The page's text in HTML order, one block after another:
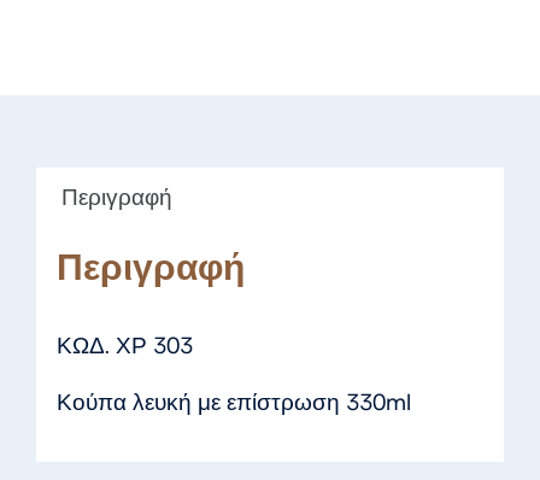
Περιγραφή
Περιγραφή
ΚΩΔ. ΧΡ 303
Κούπα λευκή με επίστρωση 330ml